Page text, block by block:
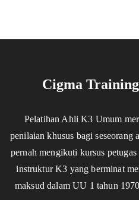
Cigma
Pelatihan Ahli K3 Umum
penilaian khusus bagi seseorang
pernah mengikuti kursus
instruktur K3 yang berminat
maksud dalam UU 1 tahun